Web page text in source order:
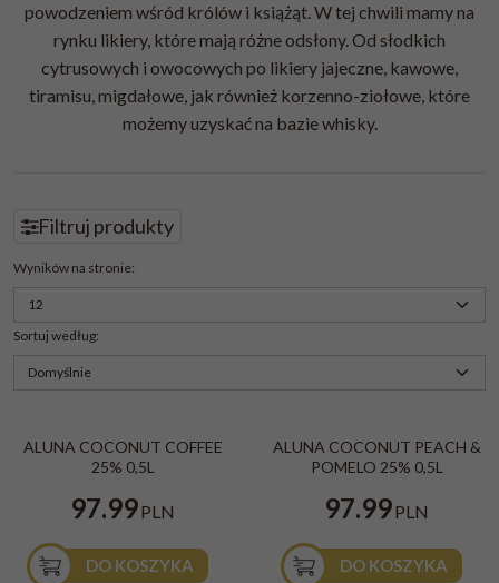
powodzeniem wśród królów i książąt. W tej chwili mamy na
rynku likiery, które mają różne odsłony. Od słodkich
cytrusowych i owocowych po likiery jajeczne, kawowe,
tiramisu, migdałowe, jak również korzenno-ziołowe, które
możemy uzyskać na bazie whisky.
Panel
Filtruj produkty
Wyników na stronie:
Sortuj według:
ALUNA COCONUT COFFEE
25% 0,5L
97.99PLN
DO KOSZYKA
0,5L
ALUNA COCONUT PEACH &
POMELO 25% 0,5L
97.99PLN
DO KOSZYKA